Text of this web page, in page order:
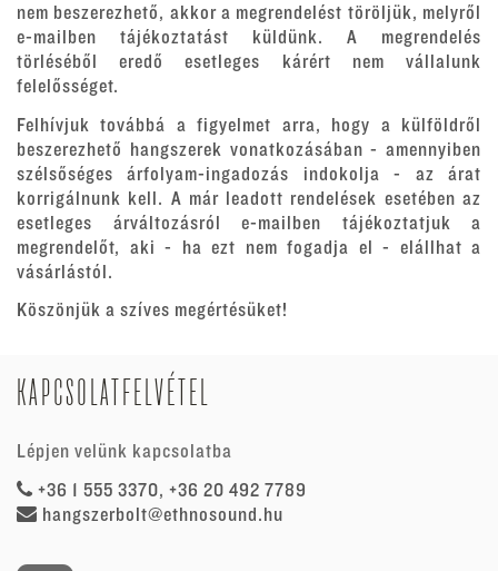
nem beszerezhető, akkor a megrendelést töröljük, melyről
e-mailben tájékoztatást küldünk. A megrendelés
törléséből eredő esetleges kárért nem vállalunk
felelősséget.
Felhívjuk továbbá a figyelmet arra, hogy a külföldről
beszerezhető hangszerek vonatkozásában - amennyiben
szélsőséges árfolyam-ingadozás indokolja - az árat
korrigálnunk kell. A már leadott rendelések esetében az
esetleges árváltozásról e-mailben tájékoztatjuk a
megrendelőt, aki - ha ezt nem fogadja el - elállhat a
vásárlástól.
Köszönjük a szíves megértésüket!
KAPCSOLATFELVÉTEL
Lépjen velünk kapcsolatba
+36 1 555 3370, +36 20 492 7789
hangszerbolt@ethnosound.hu